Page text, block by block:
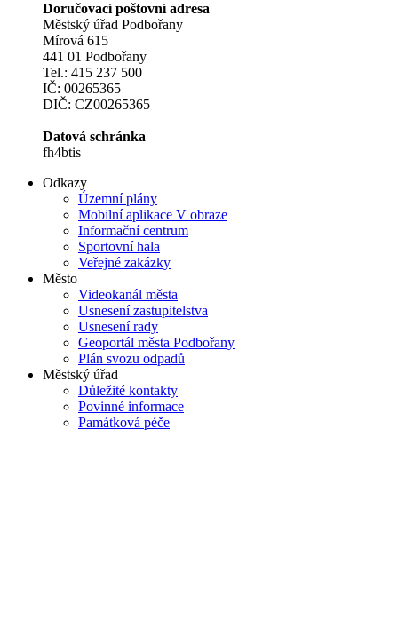
Doručovací poštovní adresa
Městský úřad Podbořany
Mírová 615
441 01 Podbořany
Tel.: 415 237 500
IČ: 00265365
DIČ: CZ00265365
Datová schránka
fh4btis
Odkazy
Územní plány
Mobilní aplikace V obraze
Informační centrum
Sportovní hala
Veřejné zakázky
Město
Videokanál města
Usnesení zastupitelstva
Usnesení rady
Geoportál města Podbořany
Plán svozu odpadů
Městský úřad
Důležité kontakty
Povinné informace
Památková péče